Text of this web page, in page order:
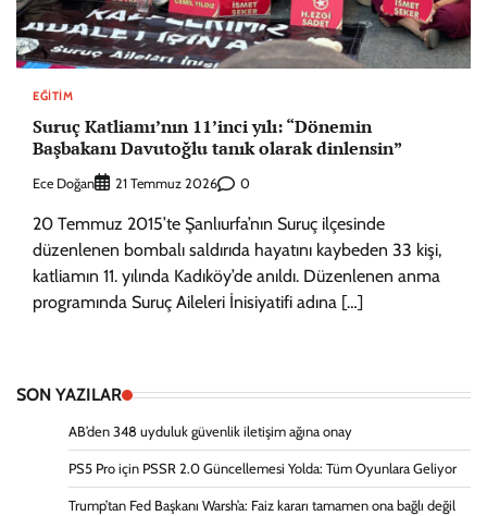
EĞITIM
Suruç Katliamı’nın 11’inci yılı: “Dönemin
Başbakanı Davutoğlu tanık olarak dinlensin”
Ece Doğan 21 Temmuz 2026 0
20 Temmuz 2015’te Şanlıurfa’nın Suruç ilçesinde
düzenlenen bombalı saldırıda hayatını kaybeden 33 kişi,
katliamın 11. yılında Kadıköy’de anıldı. Düzenlenen anma
programında Suruç Aileleri İnisiyatifi adına […]
SON YAZILAR
AB’den 348 uyduluk güvenlik iletişim ağına onay
PS5 Pro için PSSR 2.0 Güncellemesi Yolda: Tüm Oyunlara Geliyor
Trump’tan Fed Başkanı Warsh’a: Faiz kararı tamamen ona bağlı değil